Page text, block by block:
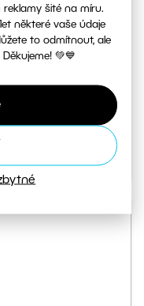
šité na míru.
některé vaše údaje
to odmítnout, ale
💚💙
Od tajných triků
upravit ty